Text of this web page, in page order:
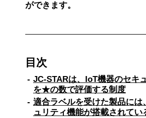
ができます。
目次
JC-STARは、IoT機器のセキ
を★の数で評価する制度
適合ラベルを受けた製品には
ュリティ機能が搭載されてい